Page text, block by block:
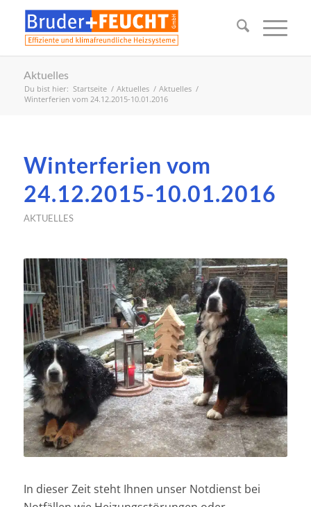
Aktuelles
Du bist hier: Startseite / Aktuelles / Aktuelles /
Winterferien vom 24.12.2015-10.01.2016
Winterferien vom
24.12.2015-10.01.2016
AKTUELLES
In dieser Zeit steht Ihnen unser Notdienst bei